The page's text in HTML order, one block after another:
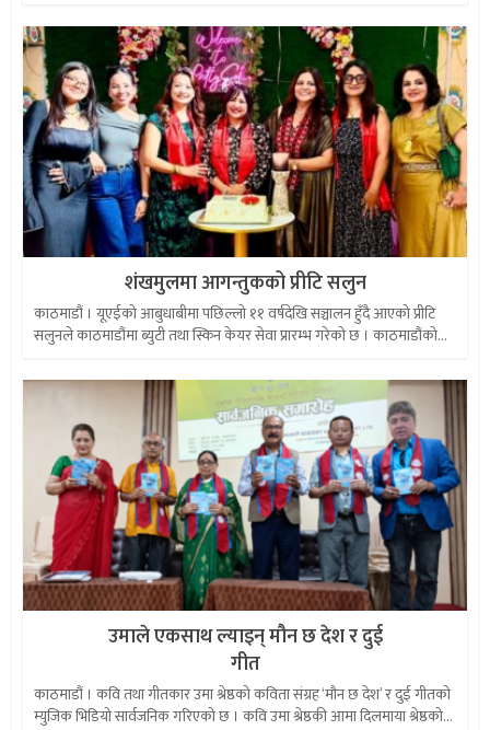
शंखमुलमा आगन्तुकको प्रीटि सलुन
काठमाडौं । यूएईको आबुधाबीमा पछिल्लो ११ वर्षदेखि सञ्चालन हुँदै आएको प्रीटि
सलुनले काठमाडौंमा ब्युटी तथा स्किन केयर सेवा प्रारम्भ गरेको छ । काठमाडौंको...
उमाले एकसाथ ल्याइन् मौन छ देश र दुई
गीत
काठमाडौं । कवि तथा गीतकार उमा श्रेष्ठको कविता संग्रह ‘मौन छ देश’ र दुई गीतको
म्युजिक भिडियो सार्वजनिक गरिएको छ । कवि उमा श्रेष्ठकी आमा दिलमाया श्रेष्ठको...